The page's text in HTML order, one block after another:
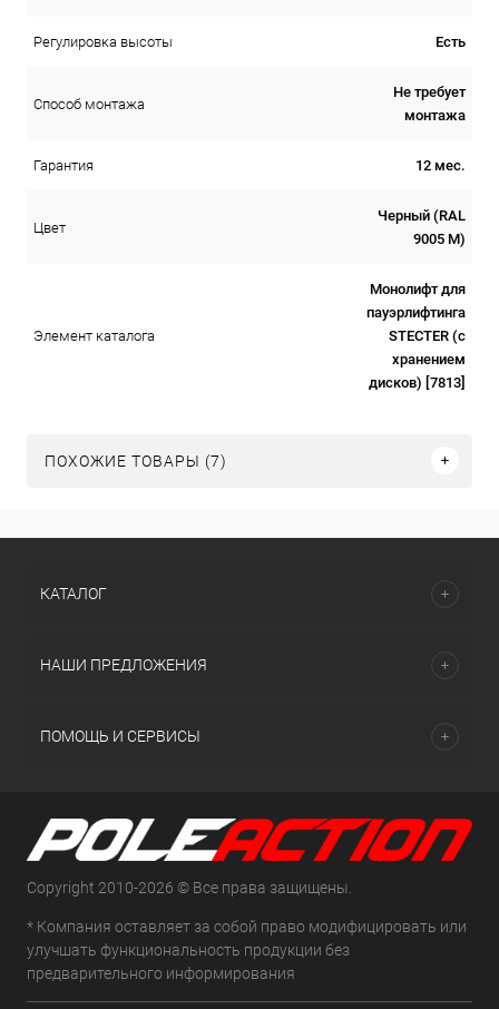
Регулировка высоты Есть
Способ монтажа
Не требует
монтажа
Гарантия 12 мес.
Цвет
Черный (RAL
9005 М)
Элемент каталога
Монолифт для
пауэрлифтинга
STECTER (с
хранением
дисков) [7813]
ПОХОЖИЕ ТОВАРЫ (7)
КАТАЛОГ
НАШИ ПРЕДЛОЖЕНИЯ
ПОМОЩЬ И СЕРВИСЫ
Copyright 2010-2026 © Все права защищены.
* Компания оставляет за собой право модифицировать или
улучшать функциональность продукции без
предварительного информирования